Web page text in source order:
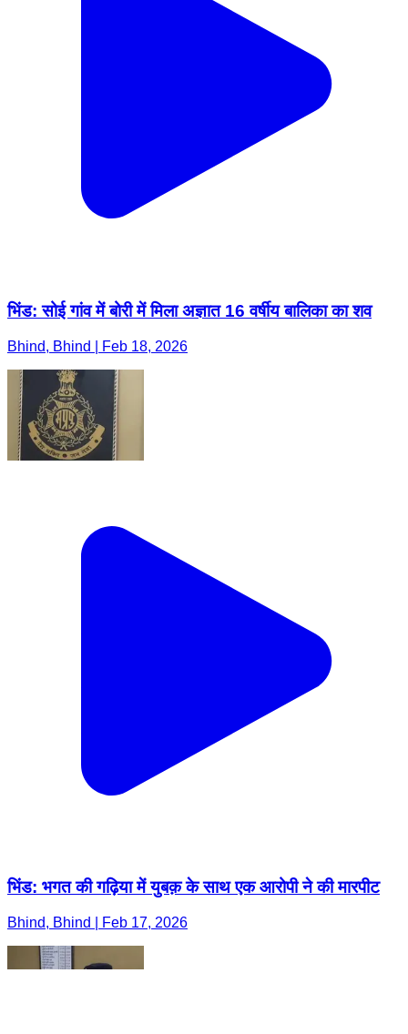
भिंड: सोई गांव में बोरी में मिला अज्ञात 16 वर्षीय बालिका का शव
Bhind, Bhind | Feb 18, 2026
भिंड: भगत की गढ़िया में युबक़ के साथ एक आरोपी ने की मारपीट
Bhind, Bhind | Feb 17, 2026